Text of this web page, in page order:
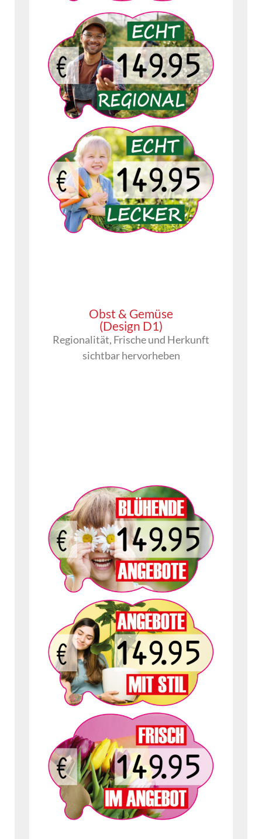
Obst & Gemüse
(Design D1)
Regionalität, Frische und Herkunft
sichtbar hervorheben